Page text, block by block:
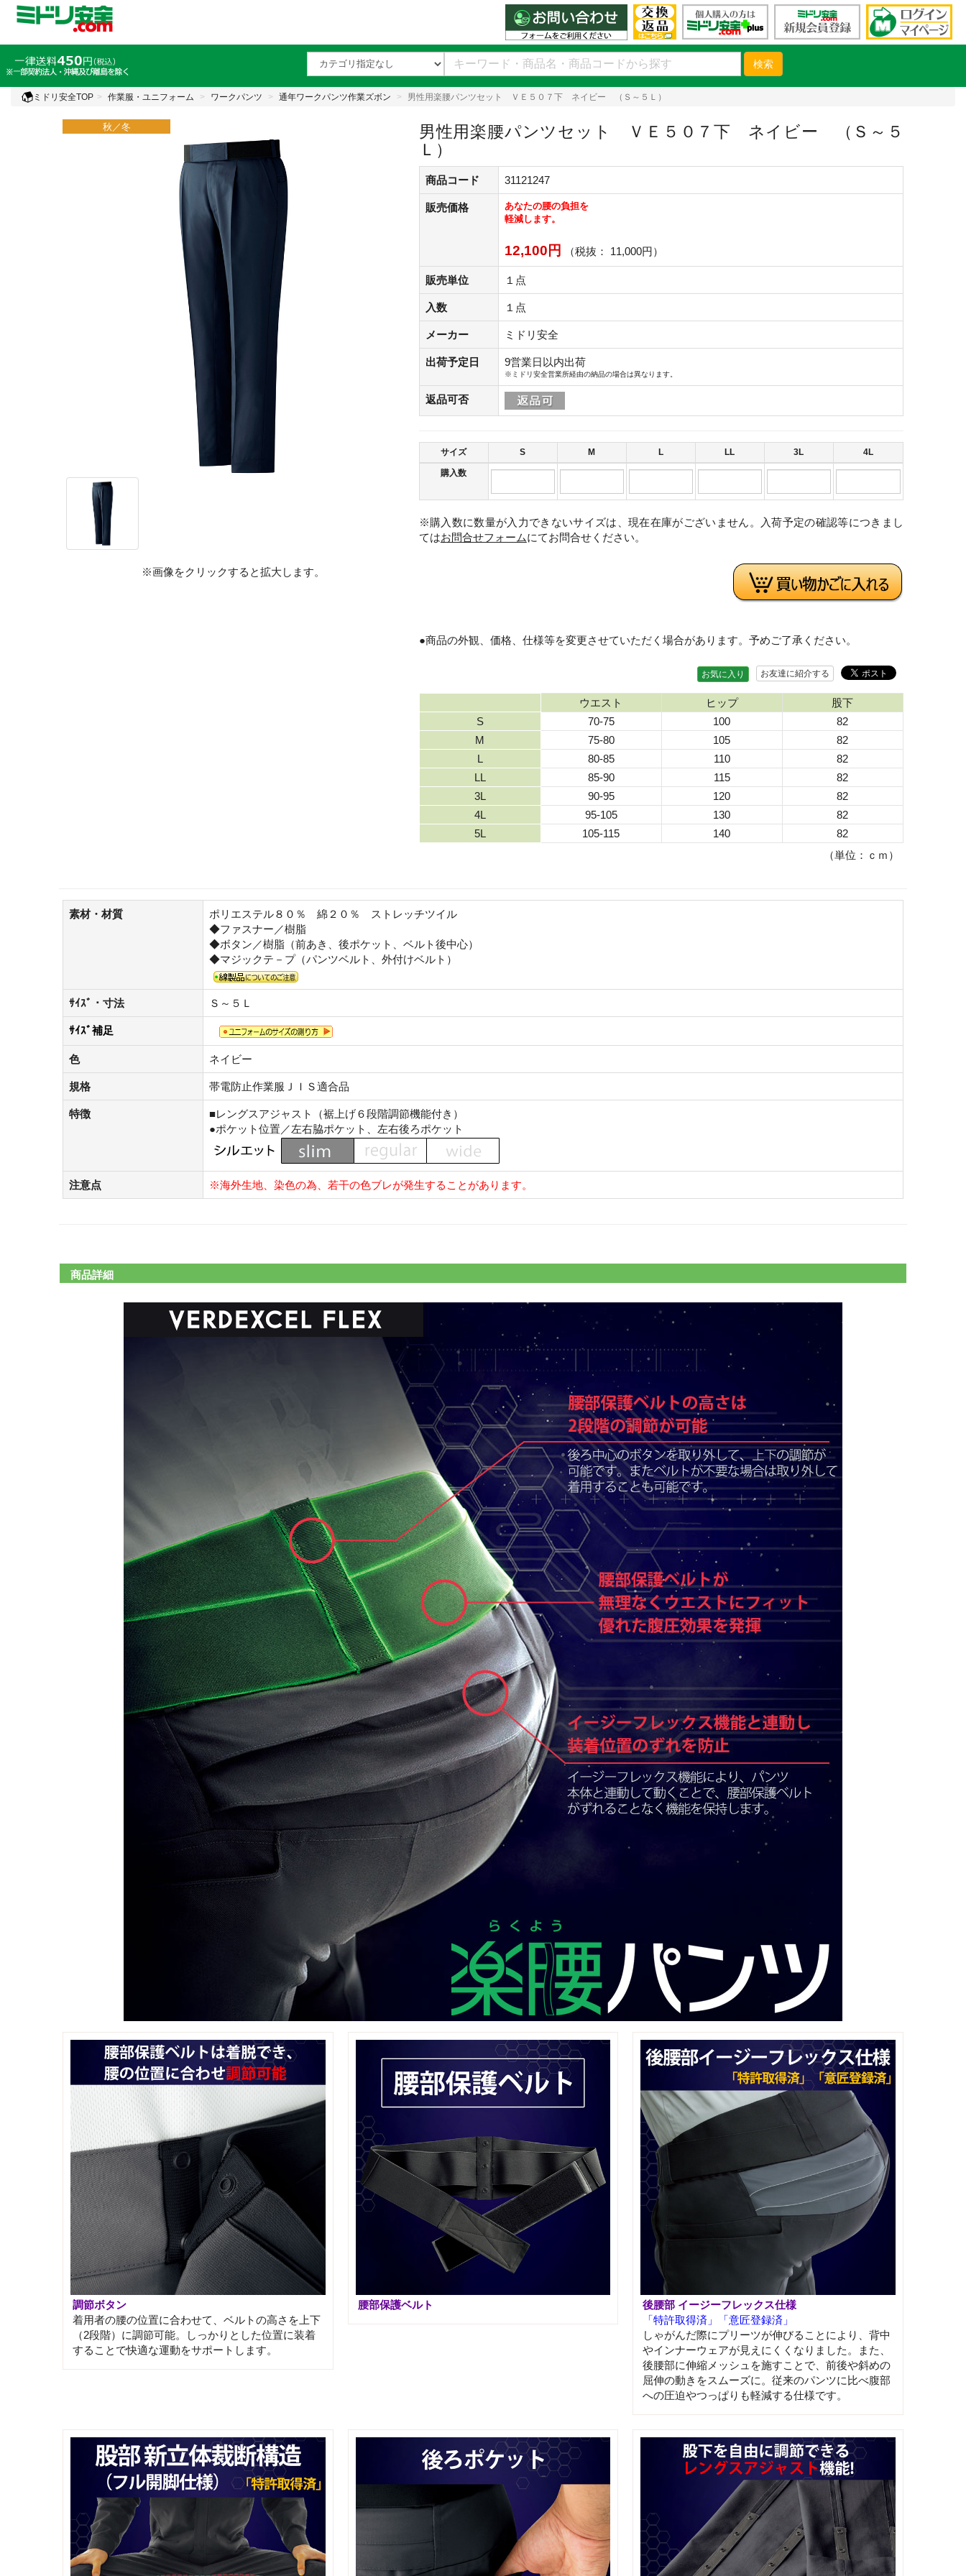
検索
ミドリ安全TOP 作業服・ユニフォーム ワークパンツ 通年ワークパンツ作業ズボン 男性用楽腰パンツセット ＶＥ５０７下 ネイビー （Ｓ～５Ｌ）
秋／冬
※画像をクリックすると拡大します。
男性用楽腰パンツセット ＶＥ５０７下 ネイビー （Ｓ～５
Ｌ）
商品コード 31121247
販売価格
あなたの腰の負担を
軽減します。
12,100円 （税抜： 11,000円）
販売単位 １点
入数 １点
メーカー ミドリ安全
出荷予定日 9営業日以内出荷
※ミドリ安全営業所経由の納品の場合は異なります。
返品可否
サイズ S M L LL 3L 4L
購入数
※購入数に数量が入力できないサイズは、現在在庫がございません。入荷予定の確認等につきまし
てはお問合せフォームにてお問合せください。
●商品の外観、価格、仕様等を変更させていただく場合があります。予めご了承ください。
お友達に紹介する
お気に入り
ウエスト ヒップ
股下
S
70-75 100
82
M
75-80 105
82
L
80-85 110
82
LL
85-90 115
82
3L
90-95 120
82
4L
95-105 130
82
5L
105-115 140
82
（単位：ｃｍ）
素材・材質
ポリエステル８０％ 綿２０％ ストレッチツイル
◆ファスナー／樹脂
◆ボタン／樹脂（前あき、後ポケット、ベルト後中心）
◆マジックテ－プ（パンツベルト、外付けベルト）
ｻｲｽﾞ・寸法 Ｓ～５Ｌ
ｻｲｽﾞ補足
色 ネイビー
規格 帯電防止作業服ＪＩＳ適合品
特徴
■レングスアジャスト（裾上げ６段階調節機能付き）
●ポケット位置／左右脇ポケット、左右後ろポケット
注意点 ※海外生地、染色の為、若干の色ブレが発生することがあります。
商品詳細
調節ボタン
着用者の腰の位置に合わせて、ベルトの高さを上下
（2段階）に調節可能。しっかりとした位置に装着
することで快適な運動をサポートします。
腰部保護ベルト
後腰部 イージーフレックス仕様
「特許取得済」「意匠登録済」
しゃがんだ際にプリーツが伸びることにより、背中
やインナーウェアが見えにくくなりました。また、
後腰部に伸縮メッシュを施すことで、前後や斜めの
屈伸の動きをスムーズに。従来のパンツに比べ腹部
への圧迫やつっぱりも軽減する仕様です。